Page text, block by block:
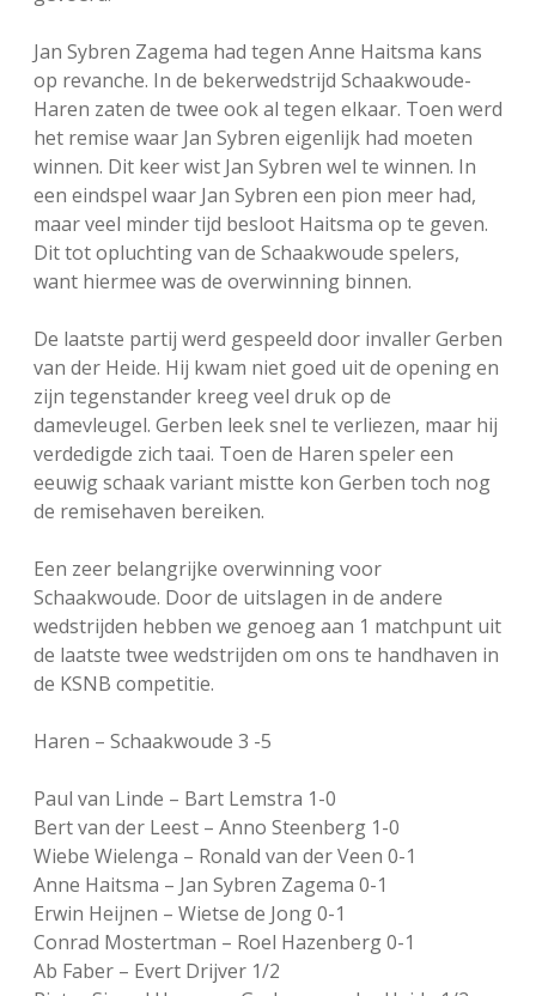
Jan Sybren Zagema had tegen Anne Haitsma kans
op revanche. In de bekerwedstrijd Schaakwoude-
Haren zaten de twee ook al tegen elkaar. Toen werd
het remise waar Jan Sybren eigenlijk had moeten
winnen. Dit keer wist Jan Sybren wel te winnen. In
een eindspel waar Jan Sybren een pion meer had,
maar veel minder tijd besloot Haitsma op te geven.
Dit tot opluchting van de Schaakwoude spelers,
want hiermee was de overwinning binnen.
De laatste partij werd gespeeld door invaller Gerben
van der Heide. Hij kwam niet goed uit de opening en
zijn tegenstander kreeg veel druk op de
damevleugel. Gerben leek snel te verliezen, maar hij
verdedigde zich taai. Toen de Haren speler een
eeuwig schaak variant mistte kon Gerben toch nog
de remisehaven bereiken.
Een zeer belangrijke overwinning voor
Schaakwoude. Door de uitslagen in de andere
wedstrijden hebben we genoeg aan 1 matchpunt uit
de laatste twee wedstrijden om ons te handhaven in
de KSNB competitie.
Haren – Schaakwoude 3 -5
Paul van Linde – Bart Lemstra 1-0
Bert van der Leest – Anno Steenberg 1-0
Wiebe Wielenga – Ronald van der Veen 0-1
Anne Haitsma – Jan Sybren Zagema 0-1
Erwin Heijnen – Wietse de Jong 0-1
Conrad Mostertman – Roel Hazenberg 0-1
Ab Faber – Evert Drijver 1/2